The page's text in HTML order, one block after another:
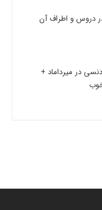
دروس و اطراف آن
در میرداماد +